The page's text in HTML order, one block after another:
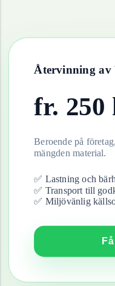
Återvinning av
fr. 250
Beroende på
mängden material.
✅ Lastning och
✅ Transport till
✅ Miljövänlig